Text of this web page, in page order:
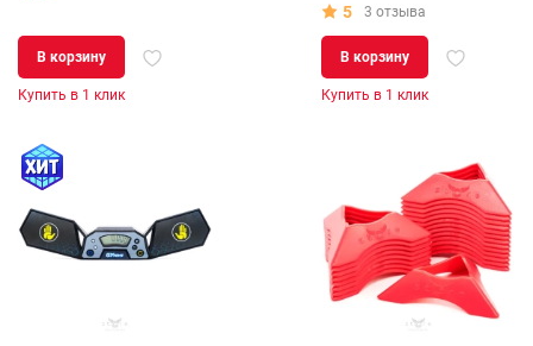
В корзину
Купить в 1 клик
5
3 отзыва
В корзину
Купить в 1 клик